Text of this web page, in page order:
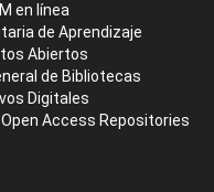
en línea
de Aprendizaje
Abiertos
de Bibliotecas
Digitales
Access Repositories